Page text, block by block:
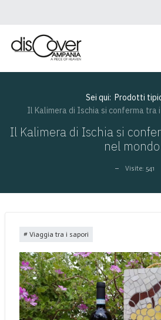
Sei qui: Prodotti
Il Kalimera di Ischia si conferma tra
Il Kalimera di Ischia si
nel mondo
Visite: 541
Viaggia tra i sapori